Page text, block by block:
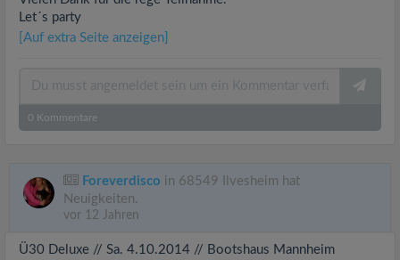
Let´s party
[Auf extra Seite anzeigen]
0 Kommentare
Foreverdisco in 68549 Ilvesheim hat
Neuigkeiten.
vor 12 Jahren
Ü30 Deluxe // Sa. 4.10.2014 // Bootshaus Mannheim